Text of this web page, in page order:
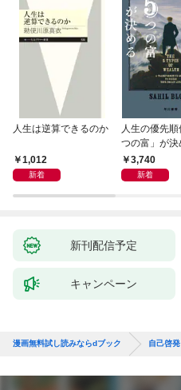
人生は逆算できるのか
1,012
新着
人生の優先順
つの富」が決
3,740
新着
新刊配信予定
キャンペーン
漫画無料試し読みならdブック 自己啓発